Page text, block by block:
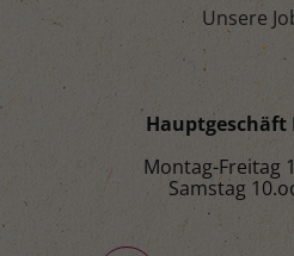
Unsere
Hauptgeschäft
Montag-Freitag
Samstag